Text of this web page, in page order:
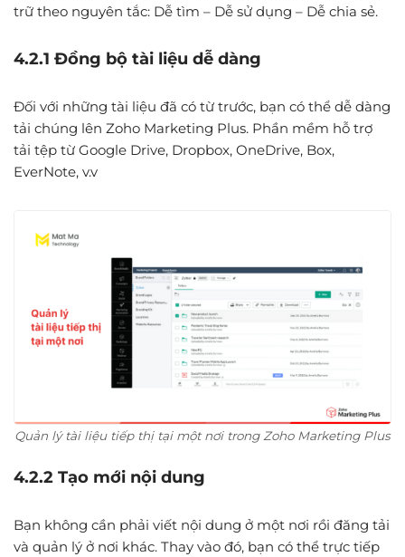
trữ theo nguyên tắc: Dễ tìm – Dễ sử dụng – Dễ chia sẻ.
4.2.1 Đồng bộ tài liệu dễ dàng
Đối với những tài liệu đã có từ trước, bạn có thể dễ dàng
tải chúng lên Zoho Marketing Plus. Phần mềm hỗ trợ
tải tệp từ Google Drive, Dropbox, OneDrive, Box,
EverNote, v.v
Quản lý tài liệu tiếp thị tại một nơi trong Zoho Marketing Plus
4.2.2 Tạo mới nội dung
Bạn không cần phải viết nội dung ở một nơi rồi đăng tải
và quản lý ở nơi khác. Thay vào đó, bạn có thể trực tiếp